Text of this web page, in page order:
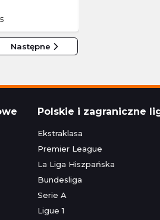
Następne
Polskie i zagraniczne
Ekstraklasa
Premier League
La Liga Hiszpańska
Bundesliga
Serie A
Ligue 1